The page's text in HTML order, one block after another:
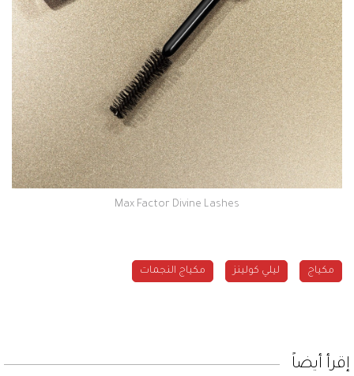
Max Factor Divine Lashes
مكياج ليلي كولينز مكياج النجمات
إقرأ أيضاً